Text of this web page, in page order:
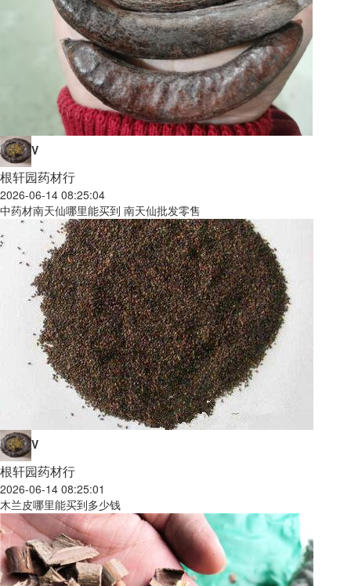
V
根轩园药材行
2026-06-14 08:25:04
中药材南天仙哪里能买到 南天仙批发零售
V
根轩园药材行
2026-06-14 08:25:01
木兰皮哪里能买到多少钱